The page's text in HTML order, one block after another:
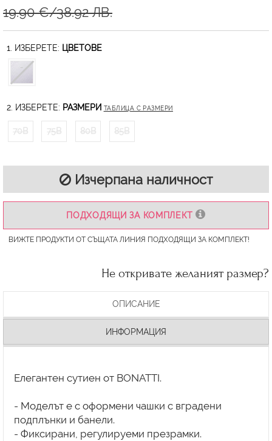
19.90 €/38.92 ЛВ.
1. ИЗБЕРЕТЕ: ЦВЕТОВЕ
2. ИЗБЕРЕТЕ: РАЗМЕРИ ТАБЛИЦА С РАЗМЕРИ
70B 75B 80B 85B
Изчерпана наличност
ПОДХОДЯЩИ ЗА КОМПЛЕКТ
ВИЖТЕ ПРОДУКТИ ОТ СЪЩАТА ЛИНИЯ ПОДХОДЯЩИ ЗА КОМПЛЕКТ!
Не откривате желаният размер?
ОПИСАНИЕ
ИНФОРМАЦИЯ
Елегантен сутиен от BONATTI.
- Моделът е с оформени чашки с вградени
подплънки и банели.
- Фиксирани, регулируеми презрамки.